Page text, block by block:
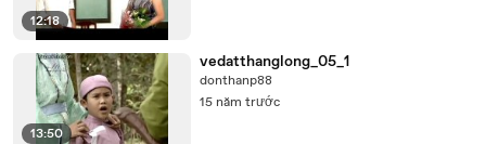
12:18
13:50
vedatthanglong_05_1
donthanp88
15 năm trước